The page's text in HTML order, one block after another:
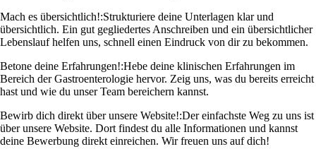
Mach es übersichtlich!:Strukturiere deine Unterlagen klar und
übersichtlich. Ein gut gegliedertes Anschreiben und ein übersichtlicher
Lebenslauf helfen uns, schnell einen Eindruck von dir zu bekommen.
Betone deine Erfahrungen!:Hebe deine klinischen Erfahrungen im
Bereich der Gastroenterologie hervor. Zeig uns, was du bereits erreicht
hast und wie du unser Team bereichern kannst.
Bewirb dich direkt über unsere Website!:Der einfachste Weg zu uns ist
über unsere Website. Dort findest du alle Informationen und kannst
deine Bewerbung direkt einreichen. Wir freuen uns auf dich!